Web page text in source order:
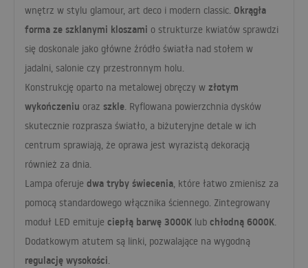
wnętrz w stylu glamour, art deco i modern classic. Okrągła
forma ze szklanymi kloszami o strukturze kwiatów sprawdzi
się doskonale jako główne źródło światła nad stołem w
jadalni, salonie czy przestronnym holu.
Konstrukcję oparto na metalowej obręczy w złotym
wykończeniu oraz szkle. Ryflowana powierzchnia dysków
skutecznie rozprasza światło, a biżuteryjne detale w ich
centrum sprawiają, że oprawa jest wyrazistą dekoracją
również za dnia.
Lampa oferuje dwa tryby świecenia, które łatwo zmienisz za
pomocą standardowego włącznika ściennego. Zintegrowany
moduł LED emituje ciepłą barwę 3000K lub chłodną 6000K.
Dodatkowym atutem są linki, pozwalające na wygodną
regulację wysokości.